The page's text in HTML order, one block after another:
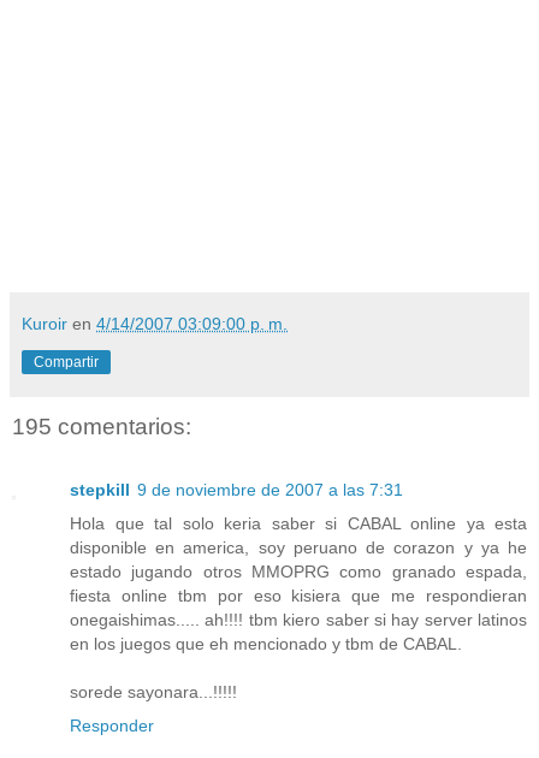
Kuroir en 4/14/2007 03:09:00 p. m.
Compartir
195 comentarios:
stepkill 9 de noviembre de 2007 a las 7:31
Hola que tal solo keria saber si CABAL online ya esta
disponible en america, soy peruano de corazon y ya he
estado jugando otros MMOPRG como granado espada,
fiesta online tbm por eso kisiera que me respondieran
onegaishimas..... ah!!!! tbm kiero saber si hay server latinos
en los juegos que eh mencionado y tbm de CABAL.
sorede sayonara...!!!!!
Responder